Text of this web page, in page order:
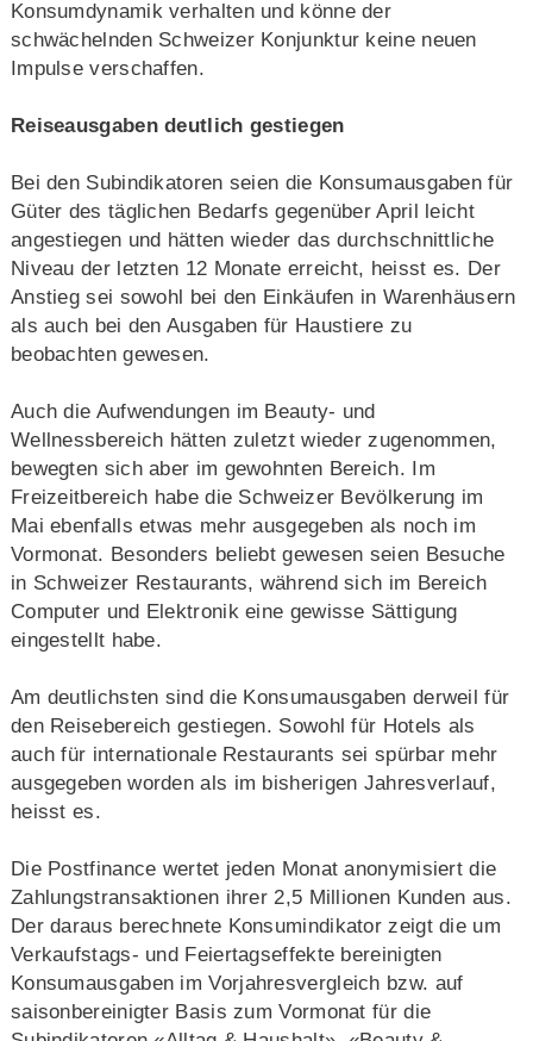
Konsumdynamik verhalten und könne der
schwächelnden Schweizer Konjunktur keine neuen
Impulse verschaffen.
Reiseausgaben deutlich gestiegen
Bei den Subindikatoren seien die Konsumausgaben für
Güter des täglichen Bedarfs gegenüber April leicht
angestiegen und hätten wieder das durchschnittliche
Niveau der letzten 12 Monate erreicht, heisst es. Der
Anstieg sei sowohl bei den Einkäufen in Warenhäusern
als auch bei den Ausgaben für Haustiere zu
beobachten gewesen.
Auch die Aufwendungen im Beauty- und
Wellnessbereich hätten zuletzt wieder zugenommen,
bewegten sich aber im gewohnten Bereich. Im
Freizeitbereich habe die Schweizer Bevölkerung im
Mai ebenfalls etwas mehr ausgegeben als noch im
Vormonat. Besonders beliebt gewesen seien Besuche
in Schweizer Restaurants, während sich im Bereich
Computer und Elektronik eine gewisse Sättigung
eingestellt habe.
Am deutlichsten sind die Konsumausgaben derweil für
den Reisebereich gestiegen. Sowohl für Hotels als
auch für internationale Restaurants sei spürbar mehr
ausgegeben worden als im bisherigen Jahresverlauf,
heisst es.
Die Postfinance wertet jeden Monat anonymisiert die
Zahlungstransaktionen ihrer 2,5 Millionen Kunden aus.
Der daraus berechnete Konsumindikator zeigt die um
Verkaufstags- und Feiertagseffekte bereinigten
Konsumausgaben im Vorjahresvergleich bzw. auf
saisonbereinigter Basis zum Vormonat für die